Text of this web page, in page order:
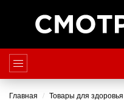
Главная Товары для здоровья